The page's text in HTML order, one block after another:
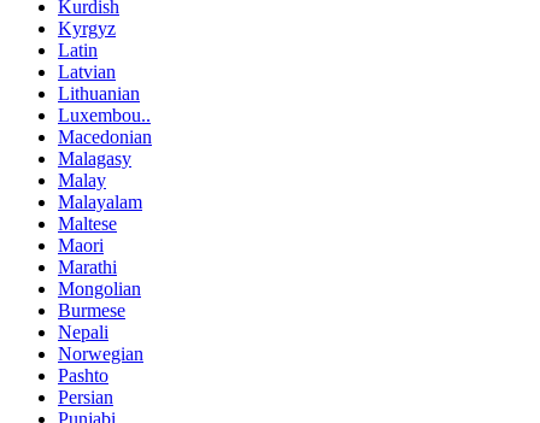
Kurdish
Kyrgyz
Latin
Latvian
Lithuanian
Luxembou..
Macedonian
Malagasy
Malay
Malayalam
Maltese
Maori
Marathi
Mongolian
Burmese
Nepali
Norwegian
Pashto
Persian
Punjabi